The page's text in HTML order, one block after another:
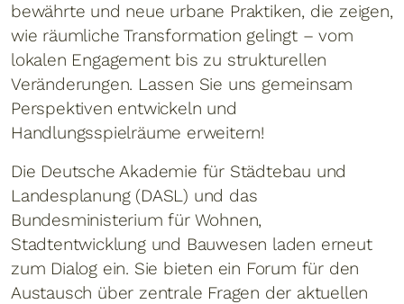
bewährte und neue urbane Praktiken, die zeigen,
wie räumliche Transformation gelingt – vom
lokalen Engagement bis zu strukturellen
Veränderungen. Lassen Sie uns gemeinsam
Perspektiven entwickeln und
Handlungsspielräume erweitern!
Die Deutsche Akademie für Städtebau und
Landesplanung (DASL) und das
Bundesministerium für Wohnen,
Stadtentwicklung und Bauwesen laden erneut
zum Dialog ein. Sie bieten ein Forum für den
Austausch über zentrale Fragen der aktuellen